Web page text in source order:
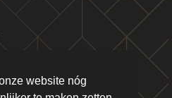
website nóg